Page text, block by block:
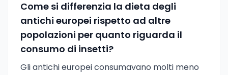
Come si differenzia la dieta degli
antichi europei rispetto ad altre
popolazioni per quanto riguarda il
consumo di insetti?
Gli antichi europei consumavano molti meno